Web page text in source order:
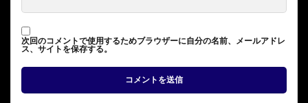
次回のコメントで使用するためブラウザーに自分の名前、メールアドレ
ス、サイトを保存する。